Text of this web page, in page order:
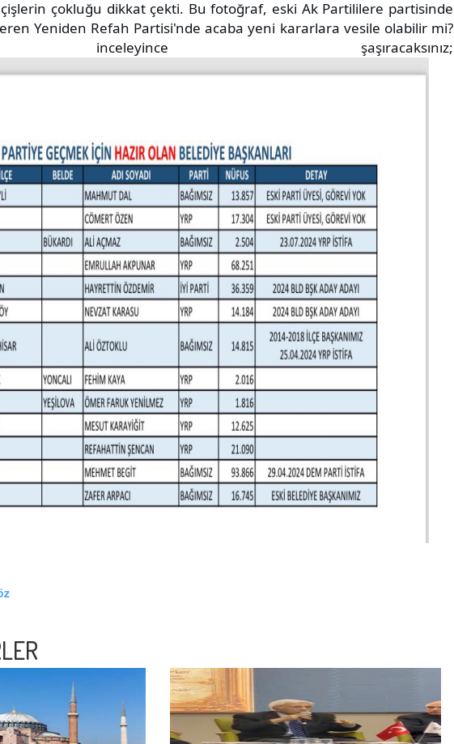
çokluğu dikkat çekti. Bu fotoğraf, eski Ak Partililere partisinde
Yeniden Refah Partisi'nde acaba yeni kararlara vesile olabilir mi?
şaşıracaksınız;